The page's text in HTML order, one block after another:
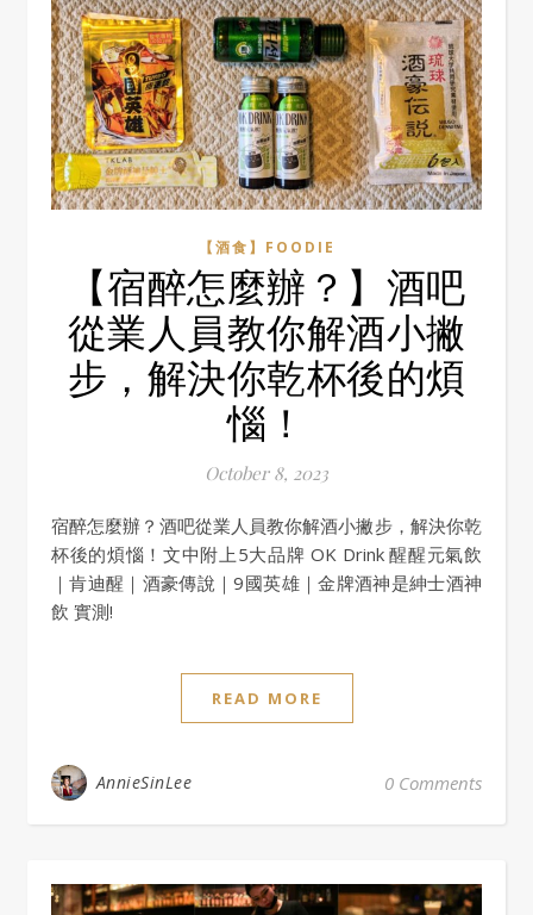
【酒食】FOODIE
【宿醉怎麼辦？】酒吧
從業人員教你解酒小撇
步，解決你乾杯後的煩
惱！
October 8, 2023
宿醉怎麼辦？酒吧從業人員教你解酒小撇步，解決你乾
杯後的煩惱！文中附上5大品牌 OK Drink 醒醒元氣飲
｜肯迪醒｜酒豪傳說｜9國英雄｜金牌酒神是紳士酒神
飲 實測!
READ MORE
AnnieSinLee 0 Comments